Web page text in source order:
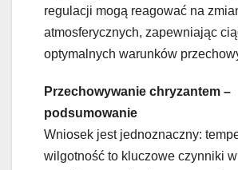
regulacji mogą reagować na
atmosferycznych, zapewniając
optymalnych warunków
Przechowywanie chryzantem –
podsumowanie
Wniosek jest jednoznaczny:
wilgotność to kluczowe czynniki w